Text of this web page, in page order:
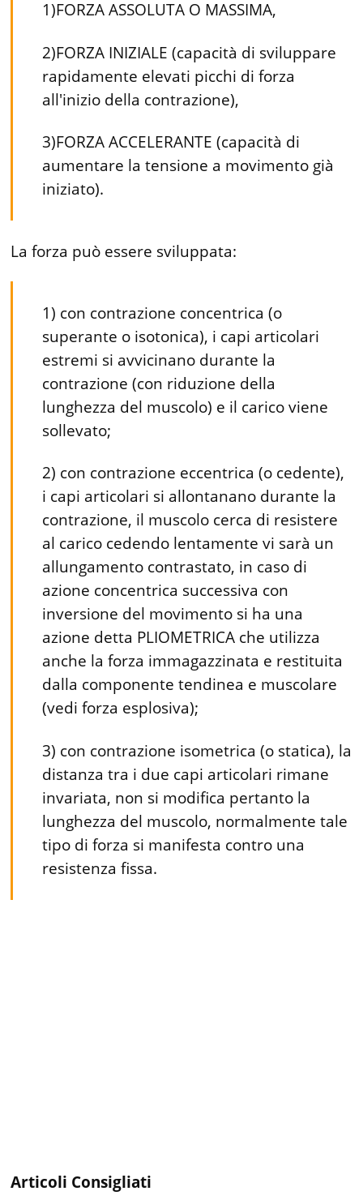
1)FORZA ASSOLUTA O MASSIMA,
2)FORZA INIZIALE (capacità di sviluppare
rapidamente elevati picchi di forza
all'inizio della contrazione),
3)FORZA ACCELERANTE (capacità di
aumentare la tensione a movimento già
iniziato).
La forza può essere sviluppata:
1) con contrazione concentrica (o
superante o isotonica), i capi articolari
estremi si avvicinano durante la
contrazione (con riduzione della
lunghezza del muscolo) e il carico viene
sollevato;
2) con contrazione eccentrica (o cedente),
i capi articolari si allontanano durante la
contrazione, il muscolo cerca di resistere
al carico cedendo lentamente vi sarà un
allungamento contrastato, in caso di
azione concentrica successiva con
inversione del movimento si ha una
azione detta PLIOMETRICA che utilizza
anche la forza immagazzinata e restituita
dalla componente tendinea e muscolare
(vedi forza esplosiva);
3) con contrazione isometrica (o statica), la
distanza tra i due capi articolari rimane
invariata, non si modifica pertanto la
lunghezza del muscolo, normalmente tale
tipo di forza si manifesta contro una
resistenza fissa.
Articoli Consigliati